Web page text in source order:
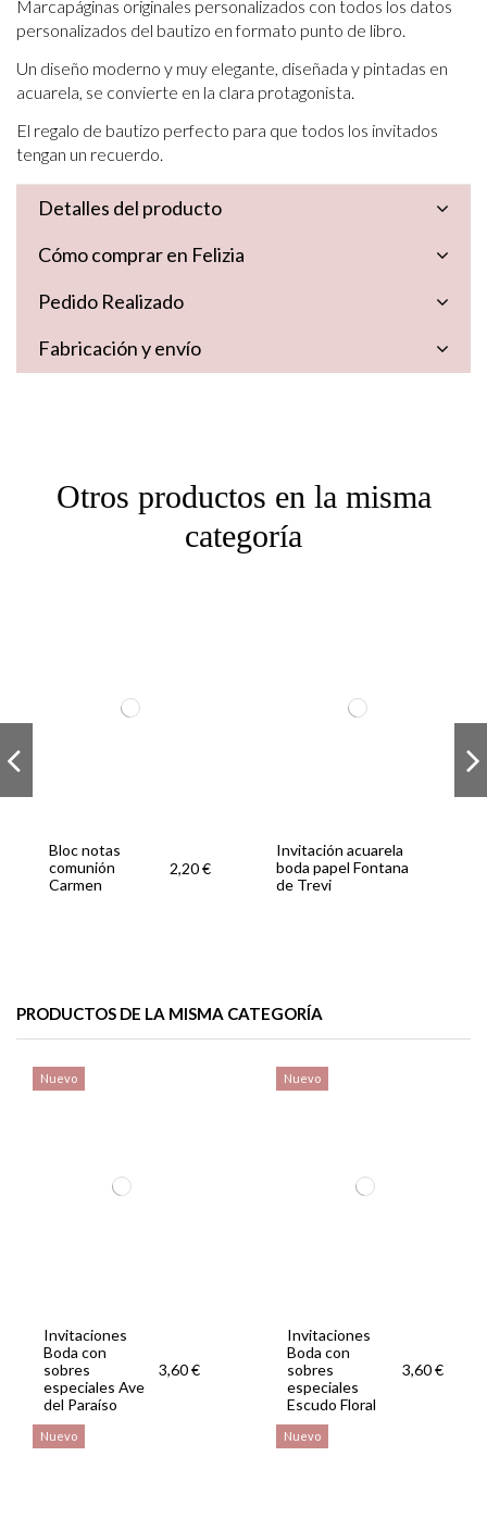
Marcapáginas originales personalizados con todos los datos
personalizados del bautizo en formato punto de libro.
Un diseño moderno y muy elegante, diseñada y pintadas en
acuarela, se convierte en la clara protagonista.
El regalo de bautizo perfecto para que todos los invitados
tengan un recuerdo.
Detalles del producto
Cómo comprar en Felizia
Pedido Realizado
Fabricación y envío
Otros productos en la misma
categoría
Bloc notas
comunión
Carmen
2,20 €
Invitación acuarela
boda papel Fontana
de Trevi
PRODUCTOS DE LA MISMA CATEGORÍA
Nuevo
Invitaciones
Boda con
sobres
especiales Ave
del Paraíso
3,60 €
Nuevo
Invitaciones
Boda con
sobres
especiales
Escudo Floral
3,60 €
Nuevo Nuevo